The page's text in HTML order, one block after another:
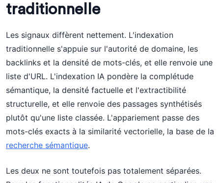
traditionnelle
Les signaux diffèrent nettement. L'indexation
traditionnelle s'appuie sur l'autorité de domaine, les
backlinks et la densité de mots-clés, et elle renvoie une
liste d'URL. L'indexation IA pondère la complétude
sémantique, la densité factuelle et l'extractibilité
structurelle, et elle renvoie des passages synthétisés
plutôt qu'une liste classée. L'appariement passe des
mots-clés exacts à la similarité vectorielle, la base de la
recherche sémantique.
Les deux ne sont toutefois pas totalement séparées.